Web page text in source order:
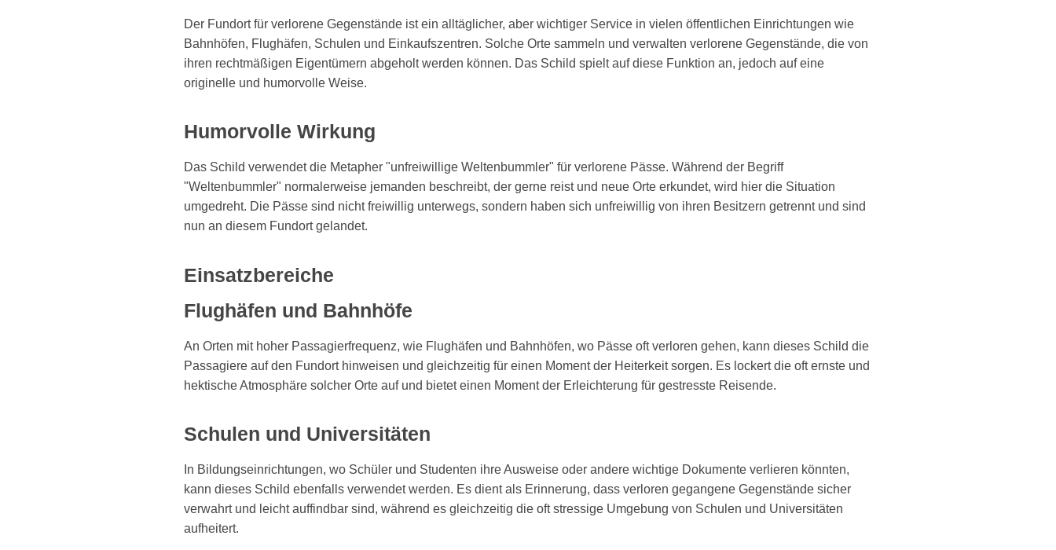
Der Fundort für verlorene Gegenstände ist ein alltäglicher, aber wichtiger Service in vielen öffentlichen Einrichtungen wie
Bahnhöfen, Flughäfen, Schulen und Einkaufszentren. Solche Orte sammeln und verwalten verlorene Gegenstände, die von
ihren rechtmäßigen Eigentümern abgeholt werden können. Das Schild spielt auf diese Funktion an, jedoch auf eine
originelle und humorvolle Weise.
Humorvolle Wirkung
Das Schild verwendet die Metapher "unfreiwillige Weltenbummler" für verlorene Pässe. Während der Begriff
"Weltenbummler" normalerweise jemanden beschreibt, der gerne reist und neue Orte erkundet, wird hier die Situation
umgedreht. Die Pässe sind nicht freiwillig unterwegs, sondern haben sich unfreiwillig von ihren Besitzern getrennt und sind
nun an diesem Fundort gelandet.
Einsatzbereiche
Flughäfen und Bahnhöfe
An Orten mit hoher Passagierfrequenz, wie Flughäfen und Bahnhöfen, wo Pässe oft verloren gehen, kann dieses Schild die
Passagiere auf den Fundort hinweisen und gleichzeitig für einen Moment der Heiterkeit sorgen. Es lockert die oft ernste und
hektische Atmosphäre solcher Orte auf und bietet einen Moment der Erleichterung für gestresste Reisende.
Schulen und Universitäten
In Bildungseinrichtungen, wo Schüler und Studenten ihre Ausweise oder andere wichtige Dokumente verlieren könnten,
kann dieses Schild ebenfalls verwendet werden. Es dient als Erinnerung, dass verloren gegangene Gegenstände sicher
verwahrt und leicht auffindbar sind, während es gleichzeitig die oft stressige Umgebung von Schulen und Universitäten
aufheitert.